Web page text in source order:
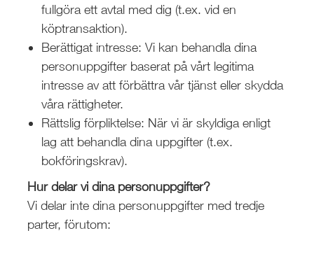
fullgöra ett avtal med dig (t.ex. vid en
köptransaktion).
Berättigat intresse: Vi kan behandla dina
personuppgifter baserat på vårt legitima
intresse av att förbättra vår tjänst eller skydda
våra rättigheter.
Rättslig förpliktelse: När vi är skyldiga enligt
lag att behandla dina uppgifter (t.ex.
bokföringskrav).
Hur delar vi dina personuppgifter?
Vi delar inte dina personuppgifter med tredje
parter, förutom: